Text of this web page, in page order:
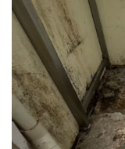
お問い合わせ
施工事例
お知らせ
スタッフブログ